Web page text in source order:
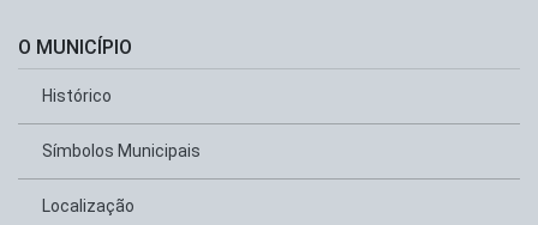
O MUNICÍPIO
Histórico
Símbolos Municipais
Localização